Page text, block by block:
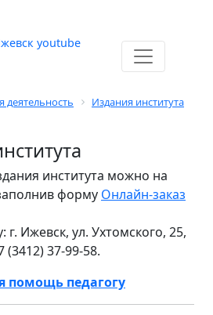
деятельность
Издания института
института можно на
форму Онлайн-заказ
г. Ижевск, ул. Ухтомского, 25,
(3412) 37-99-58.
помощь педагогу